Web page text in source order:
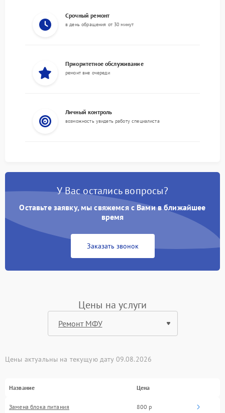
Срочный ремонт
в день обращения от 30 минут
Приоритетное обслуживание
ремонт вне очереди
Личный контроль
возможность увидеть работу специалиста
У Вас остались вопросы?
Оставьте заявку, мы свяжемся с Вами в ближайшее
время
Заказать звонок
Цены на услуги
Цены актуальны на текущую дату 09.08.2026
Название Цена
Замена блока питания 800 р